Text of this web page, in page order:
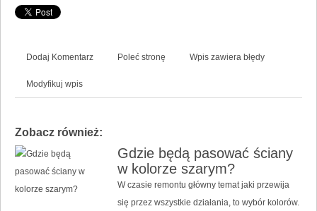
Dodaj Komentarz Poleć stronę Wpis zawiera błędy
Modyfikuj wpis
Zobacz również:
Gdzie będą pasować ściany
w kolorze szarym?
W czasie remontu główny temat jaki przewija
się przez wszystkie działania, to wybór kolorów.